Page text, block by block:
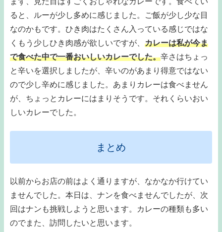
ると、ルーが少し多めに感じました。ご飯が少し少な目
なのかもです。ひき肉はたくさん入っている感じではな
くもう少しひき肉感が欲しいですが、 カレーは私が今ま
で食べた中で一番おいしいカレーでした。辛さはちょっ
と辛いを選択しましたが、辛いのがあまり得意ではない
ので少し辛めに感じました。あまりカレーは食べません
が、ちょっとカレーにはまりそうです。それくらいおい
しいカレーでした。
まとめ
以前からお店の前はよく通りますが、なかなか行けてい
ませんでした。本日は、ナンを食べませんでしたが、次
回はナンも挑戦しようと思います。カレーの種類も多い
のでまた、訪問したいと思います。